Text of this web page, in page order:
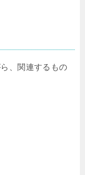
、関連するもの